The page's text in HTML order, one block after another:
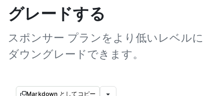
グレードする
スポンサー プランをより低いレベルに
ダウングレードできます。
Markdown としてコピー